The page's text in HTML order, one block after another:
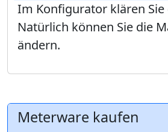
Im Konfigurator klären Sie
Natürlich können Sie die
ändern.
Meterware kaufen